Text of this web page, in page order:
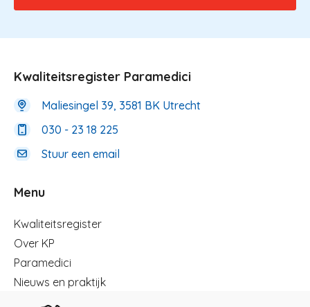
Kwaliteitsregister Paramedici
Maliesingel 39, 3581 BK Utrecht
030 - 23 18 225
Stuur een email
Menu
Menu
Kwaliteitsregister
Over KP
Paramedici
Nieuws en praktijk
Registreren